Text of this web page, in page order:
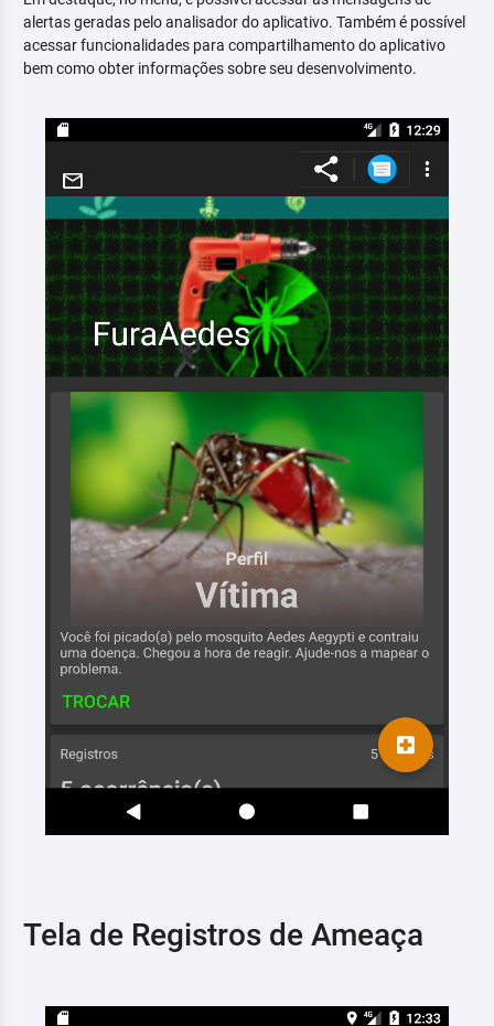
alertas geradas pelo analisador do aplicativo. Também é possível
acessar funcionalidades para compartilhamento do aplicativo
bem como obter informações sobre seu desenvolvimento.
Tela de Registros de Ameaça